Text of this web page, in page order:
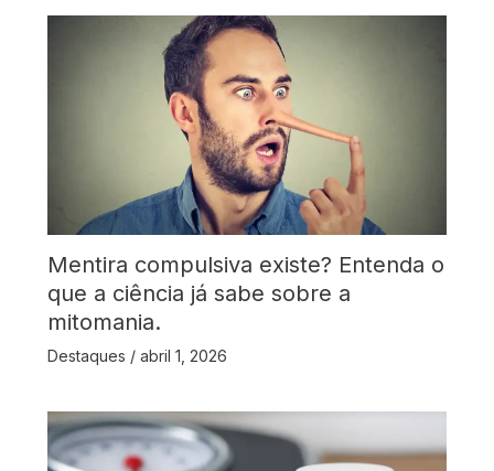
Mentira compulsiva existe? Entenda o
que a ciência já sabe sobre a
mitomania.
Destaques / abril 1, 2026